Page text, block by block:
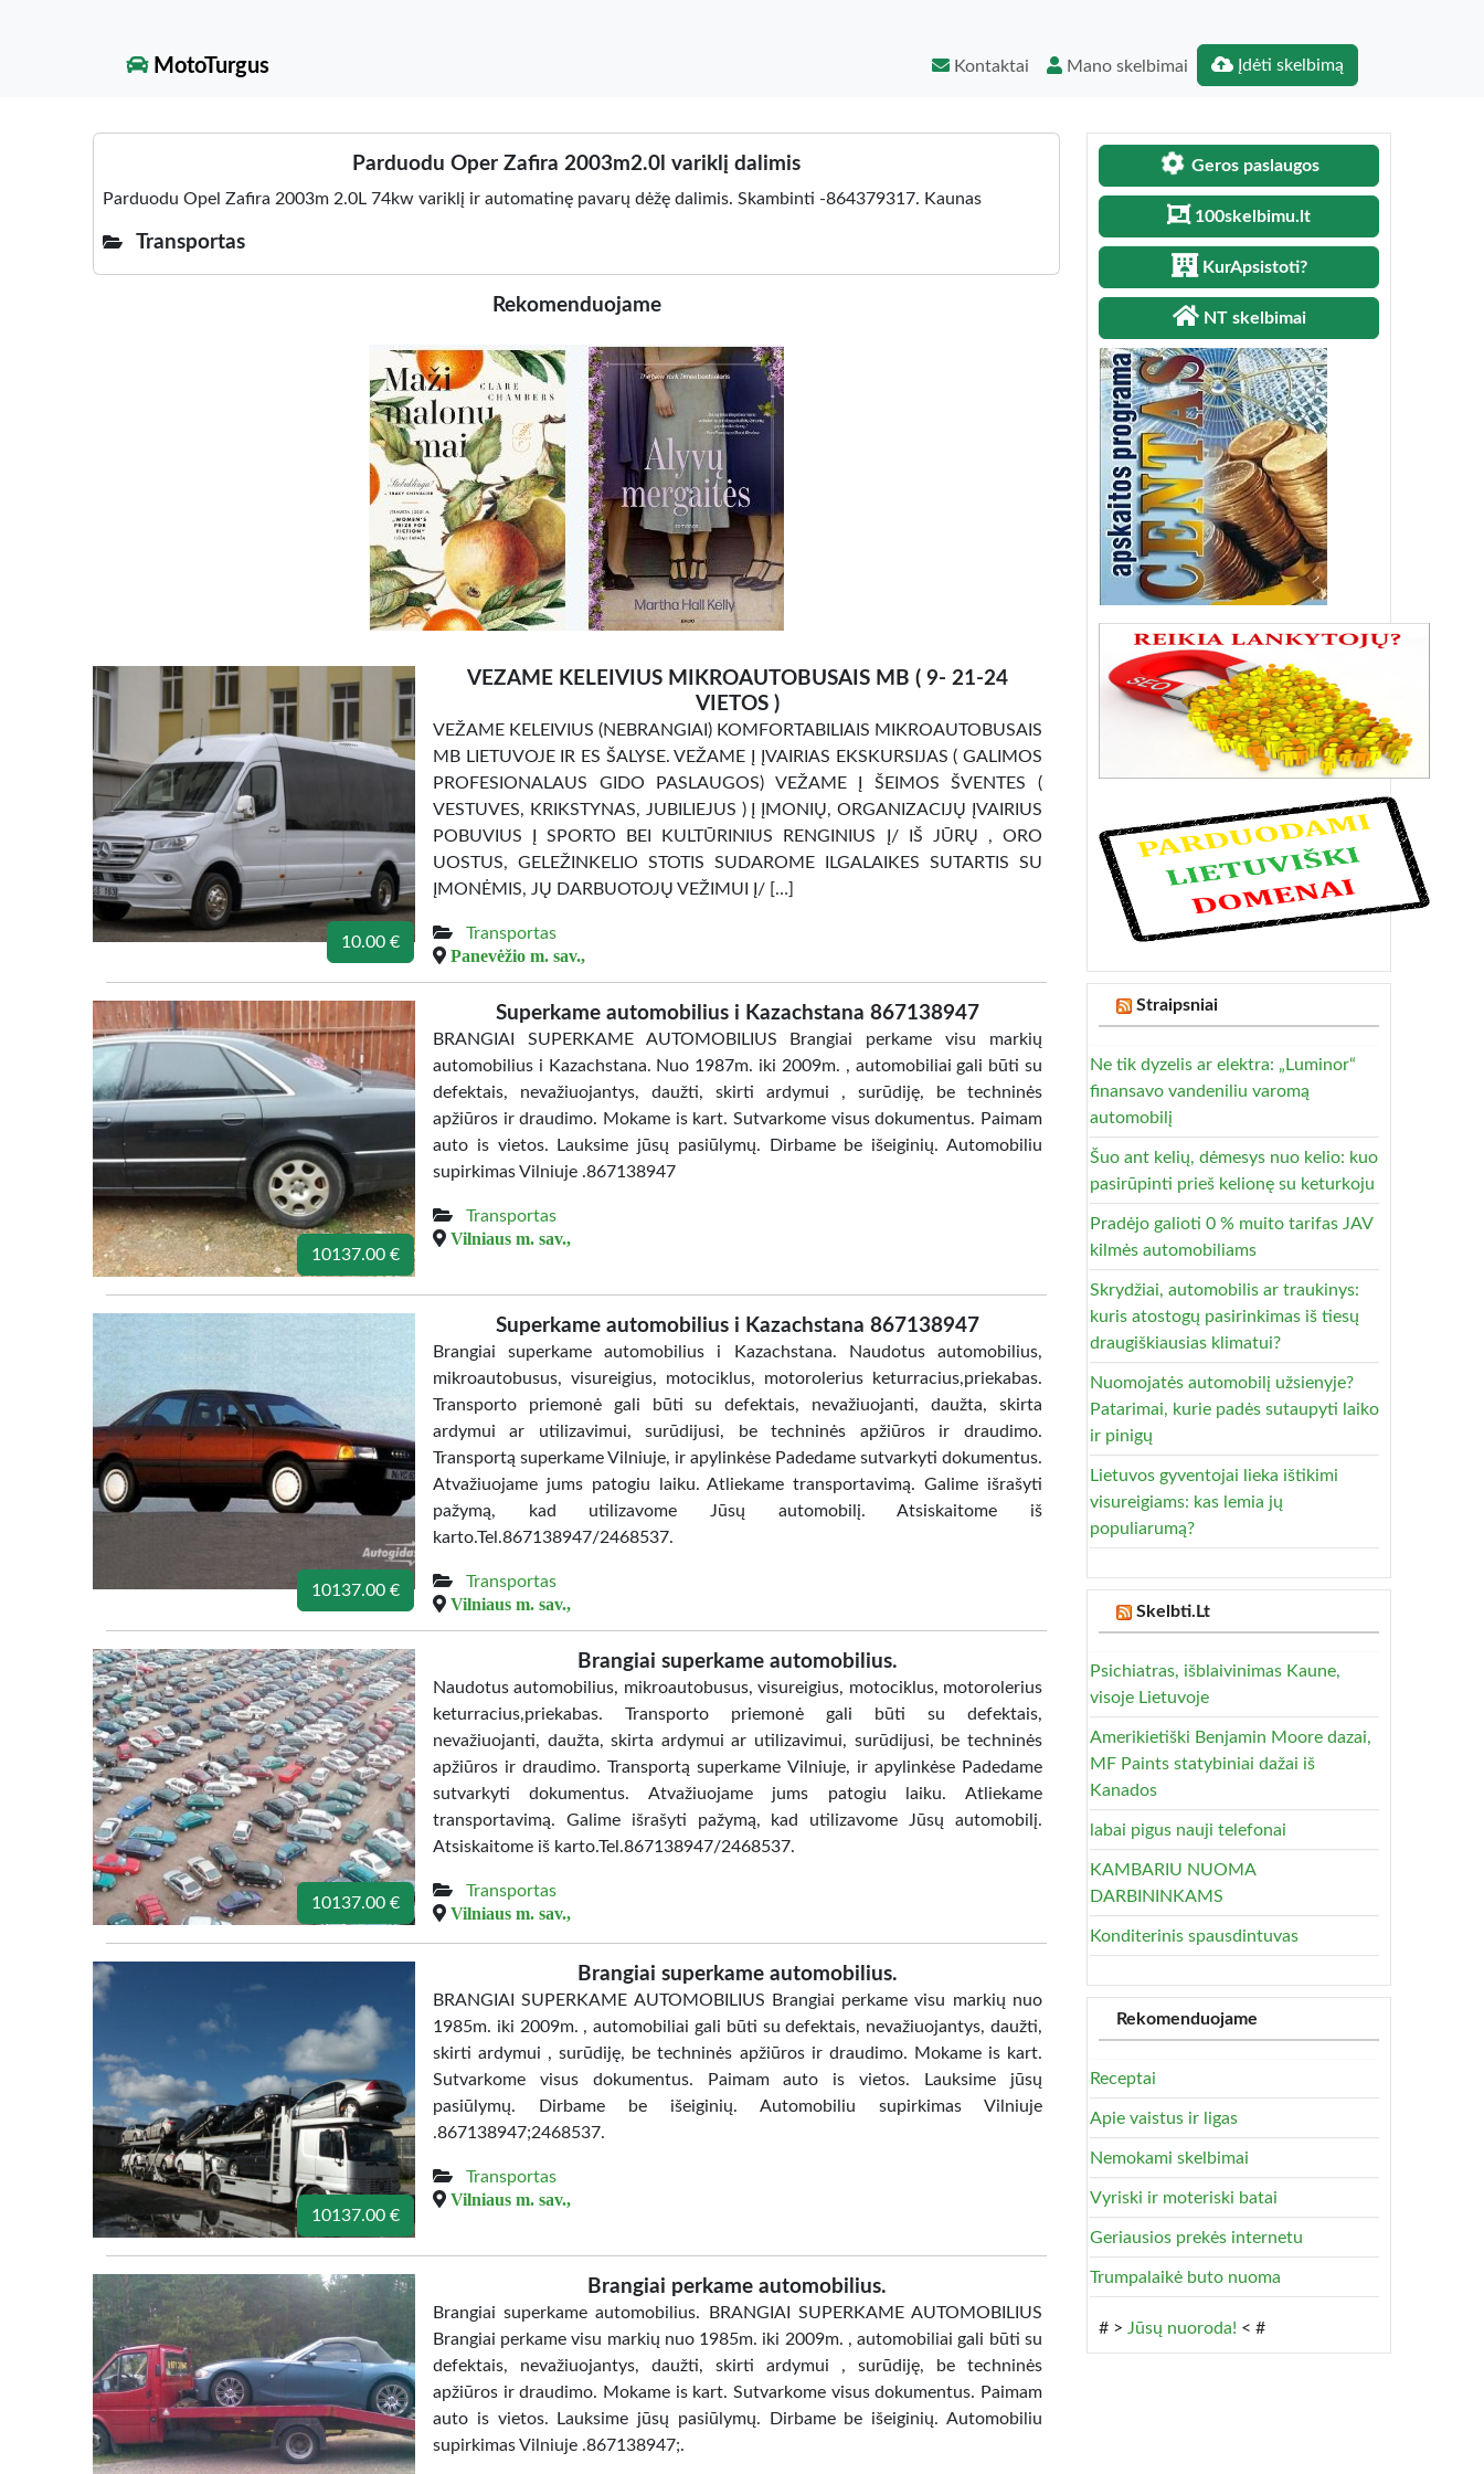
MotoTurgus Kontaktai Mano skelbimai Įdėti skelbimą
Parduodu Oper Zafira 2003m2.0l variklį dalimis
Parduodu Opel Zafira 2003m 2.0L 74kw variklį ir automatinę pavarų dėžę dalimis. Skambinti -864379317. Kaunas
Transportas
Rekomenduojame
10.00 €
VEZAME KELEIVIUS MIKROAUTOBUSAIS MB ( 9- 21-24
VIETOS )
VEŽAME KELEIVIUS (NEBRANGIAI) KOMFORTABILIAIS MIKROAUTOBUSAIS
MB LIETUVOJE IR ES ŠALYSE. VEŽAME Į ĮVAIRIAS EKSKURSIJAS ( GALIMOS
PROFESIONALAUS GIDO PASLAUGOS) VEŽAME Į ŠEIMOS ŠVENTES (
VESTUVES, KRIKSTYNAS, JUBILIEJUS ) Į ĮMONIŲ, ORGANIZACIJŲ ĮVAIRIUS
POBUVIUS Į SPORTO BEI KULTŪRINIUS RENGINIUS Į/ IŠ JŪRŲ , ORO
UOSTUS, GELEŽINKELIO STOTIS SUDAROME ILGALAIKES SUTARTIS SU
ĮMONĖMIS, JŲ DARBUOTOJŲ VEŽIMUI Į/ […]
Transportas
Panevėžio m. sav.,
10137.00 €
Superkame automobilius i Kazachstana 867138947
BRANGIAI SUPERKAME AUTOMOBILIUS Brangiai perkame visu markių
automobilius i Kazachstana. Nuo 1987m. iki 2009m. , automobiliai gali būti su
defektais, nevažiuojantys, daužti, skirti ardymui , surūdiję, be techninės
apžiūros ir draudimo. Mokame is kart. Sutvarkome visus dokumentus. Paimam
auto is vietos. Lauksime jūsų pasiūlymų. Dirbame be išeiginių. Automobiliu
supirkimas Vilniuje .867138947
Transportas
Vilniaus m. sav.,
10137.00 €
Superkame automobilius i Kazachstana 867138947
Brangiai superkame automobilius i Kazachstana. Naudotus automobilius,
mikroautobusus, visureigius, motociklus, motorolerius keturracius,priekabas.
Transporto priemonė gali būti su defektais, nevažiuojanti, daužta, skirta
ardymui ar utilizavimui, surūdijusi, be techninės apžiūros ir draudimo.
Transportą superkame Vilniuje, ir apylinkėse Padedame sutvarkyti dokumentus.
Atvažiuojame jums patogiu laiku. Atliekame transportavimą. Galime išrašyti
pažymą, kad utilizavome Jūsų automobilį. Atsiskaitome iš
karto.Tel.867138947/2468537.
Transportas
Vilniaus m. sav.,
10137.00 €
Brangiai superkame automobilius.
Naudotus automobilius, mikroautobusus, visureigius, motociklus, motorolerius
keturracius,priekabas. Transporto priemonė gali būti su defektais,
nevažiuojanti, daužta, skirta ardymui ar utilizavimui, surūdijusi, be techninės
apžiūros ir draudimo. Transportą superkame Vilniuje, ir apylinkėse Padedame
sutvarkyti dokumentus. Atvažiuojame jums patogiu laiku. Atliekame
transportavimą. Galime išrašyti pažymą, kad utilizavome Jūsų automobilį.
Atsiskaitome iš karto.Tel.867138947/2468537.
Transportas
Vilniaus m. sav.,
10137.00 €
Brangiai superkame automobilius.
BRANGIAI SUPERKAME AUTOMOBILIUS Brangiai perkame visu markių nuo
1985m. iki 2009m. , automobiliai gali būti su defektais, nevažiuojantys, daužti,
skirti ardymui , surūdiję, be techninės apžiūros ir draudimo. Mokame is kart.
Sutvarkome visus dokumentus. Paimam auto is vietos. Lauksime jūsų
pasiūlymų. Dirbame be išeiginių. Automobiliu supirkimas Vilniuje
.867138947;2468537.
Transportas
Vilniaus m. sav.,
Brangiai perkame automobilius.
Brangiai superkame automobilius. BRANGIAI SUPERKAME AUTOMOBILIUS
Brangiai perkame visu markių nuo 1985m. iki 2009m. , automobiliai gali būti su
defektais, nevažiuojantys, daužti, skirti ardymui , surūdiję, be techninės
apžiūros ir draudimo. Mokame is kart. Sutvarkome visus dokumentus. Paimam
auto is vietos. Lauksime jūsų pasiūlymų. Dirbame be išeiginių. Automobiliu
supirkimas Vilniuje .867138947;.
Geros paslaugos
100skelbimu.lt
KurApsistoti?
NT skelbimai
Straipsniai
Ne tik dyzelis ar elektra: „Luminor“
finansavo vandeniliu varomą
automobilį
Šuo ant kelių, dėmesys nuo kelio: kuo
pasirūpinti prieš kelionę su keturkoju
Pradėjo galioti 0 % muito tarifas JAV
kilmės automobiliams
Skrydžiai, automobilis ar traukinys:
kuris atostogų pasirinkimas iš tiesų
draugiškiausias klimatui?
Nuomojatės automobilį užsienyje?
Patarimai, kurie padės sutaupyti laiko
ir pinigų
Lietuvos gyventojai lieka ištikimi
visureigiams: kas lemia jų
populiarumą?
Skelbti.Lt
Psichiatras, išblaivinimas Kaune,
visoje Lietuvoje
Amerikietiški Benjamin Moore dazai,
MF Paints statybiniai dažai iš
Kanados
labai pigus nauji telefonai
KAMBARIU NUOMA
DARBININKAMS
Konditerinis spausdintuvas
Rekomenduojame
Receptai
Apie vaistus ir ligas
Nemokami skelbimai
Vyriski ir moteriski batai
Geriausios prekės internetu
Trumpalaikė buto nuoma
# > Jūsų nuoroda! < #